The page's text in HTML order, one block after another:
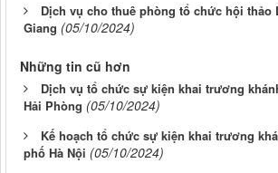
Dịch vụ cho thuê phòng tổ chức hội thảo
Giang (05/10/2024)
Những tin cũ hơn
Dịch vụ tổ chức sự kiện khai trương
Hải Phòng (05/10/2024)
Kế hoạch tổ chức sự kiện khai trương
phố Hà Nội (05/10/2024)